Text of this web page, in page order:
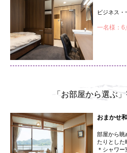
ビジネス・
一名様：
「お部屋から選ぶ
おまかせ
部屋から眺
たりとした
＊シャワ